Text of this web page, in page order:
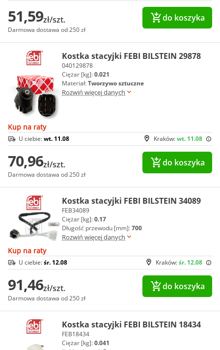
51,59zł/szt.
Darmowa dostawa od 250 zł
do koszyka
Kostka stacyjki FEBI BILSTEIN 29878
040129878
Ciężar [kg]:0.021
Materiał:Tworzywo sztuczne
Rozwiń więcej danych
Kup na raty
Kraków:wt. 11.08
U ciebie:wt. 11.08
70,96zł/szt.
Darmowa dostawa od 250 zł
do koszyka
Kostka stacyjki FEBI BILSTEIN 34089
FEB34089
Ciężar [kg]:0.17
Długość przewodu [mm]:700
Rozwiń więcej danych
Kup na raty
Kraków:śr. 12.08
U ciebie:śr. 12.08
91,46zł/szt.
Darmowa dostawa od 250 zł
do koszyka
Kostka stacyjki FEBI BILSTEIN 18434
FEB18434
Ciężar [kg]:0.041